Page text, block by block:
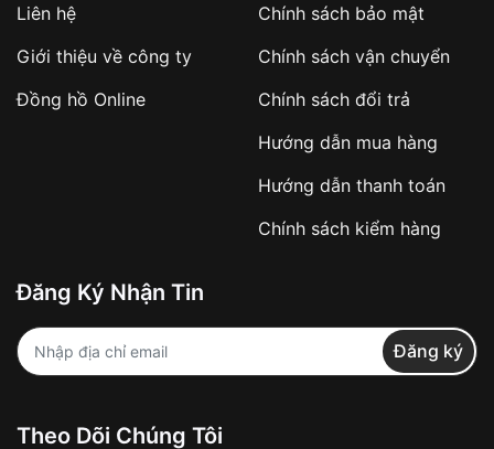
sản phẩm đặc biệt
hàng
Số tiền còn lại thanh toán khi nhận hàng hoặc
✔️ Đảm bảo xử lý đơn hàng nhanh chóng
✔️ Hạn chế tình trạng hủy đơn không mong
Từ khóa SEO:
Khách hàng được
Liên hệ
Giới thiệu về công ty
Đồng hồ Online
Chính sách bảo mật
Chính sách vận chuyển
Chính sách đổi trả
Hướng dẫn mua hàng
Hướng dẫn thanh toán
Chính sách kiểm hàng
Đăng Ký Nhận Tin
Đăng ký
Theo Dõi Chúng Tôi